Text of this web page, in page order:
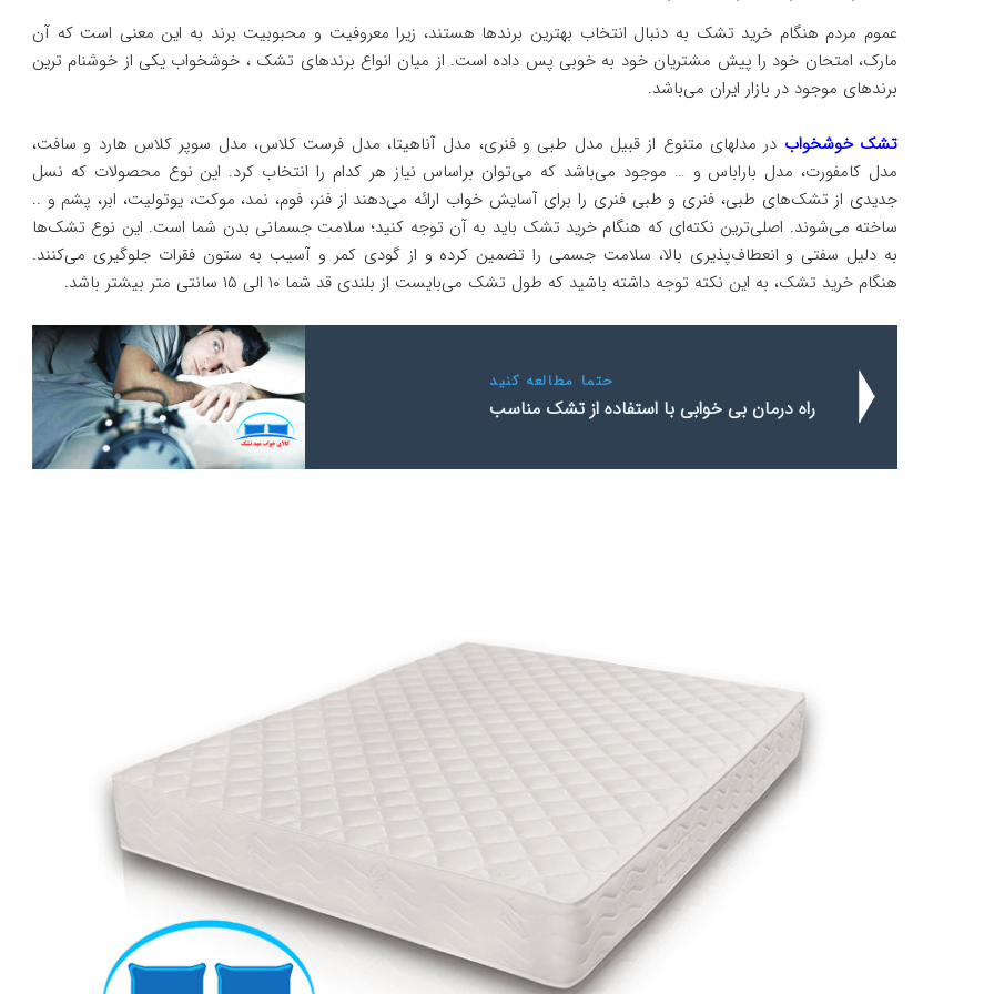
عموم مردم هنگام خرید تشک به دنبال انتخاب بهترین برند‌‌‌ها هستند، زیرا معروفیت و محبوبیت برند به این معنی است که آن
مارک، امتحان خود را پیش مشتریان خود به خوبی پس داده است. از میان انواع برند‌‌‌‌های تشک ، خوشخواب یکی از خوشنام ترین
برندهای موجود در بازار ایران می‌باشد.
تشک خوشخواب در مدلهای متنوع از قبیل مدل طبی و فنری، مدل آناهیتا، مدل فرست کلاس، مدل سوپر کلاس هارد و سافت،
مدل کامفورت، مدل باراباس و … موجود می‌باشد که می‌توان براساس نیاز هر کدام را انتخاب کرد. این نوع محصولات که نسل
جدیدی از تشک‌‌‌‌های طبی، فنری و طبی فنری را برای آسایش خواب ارائه می‌دهند از فنر، فوم، نمد، موکت، یوتولیت، ابر، پشم و ..
ساخته می‌شوند. اصلی‌ترین نکته‌ای که هنگام خرید تشک باید به آن توجه کنید؛ سلامت جسمانی بدن شما است. این نوع تشک‌‌‌‌ها
به دلیل سفتی و انعطاف‌پذیری بالا، سلامت جسمی را تضمین کرده و از گودی کمر و آسیب به ستون فقرات جلوگیری می‌کنند.
هنگام خرید تشک، به این نکته توجه داشته باشید که طول تشک می‌بایست از بلندی قد شما ۱۰ الی ۱۵ سانتی متر بیشتر باشد.
حتما مطالعه کنید
راه درمان بی خوابی با استفاده از تشک مناسب